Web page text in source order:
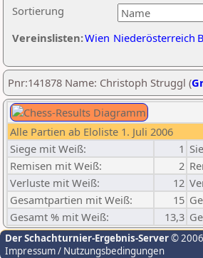
Sortierung
Vereinslisten:Wien Niederösterreich
Pnr:141878 Name: Christoph Struggl (
Alle Partien ab Eloliste 1. Juli 2006
Siege mit Weiß:
1
Remisen mit Weiß:
2
Verluste mit Weiß:
12
Gesamtpartien mit Weiß:
15
Gesamt % mit Weiß:
13,3
Der Schachturnier-Ergebnis-Server©
Impressum / Nutzungsbedingungen